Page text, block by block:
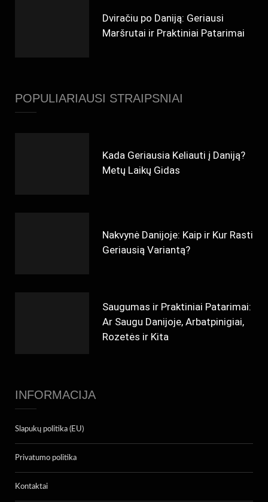
Dviračiu po Daniją: Geriausi
Maršrutai ir Praktiniai Patarimai
POPULIARIAUSI STRAIPSNIAI
Kada Geriausia Keliauti į Daniją?
Metų Laikų Gidas
Nakvynė Danijoje: Kaip ir Kur Rasti
Geriausią Variantą?
Saugumas ir Praktiniai Patarimai:
Ar Saugu Danijoje, Arbatpinigiai,
Rozetės ir Kita
INFORMACIJA
Slapukų politika (EU)
Privatumo politika
Kontaktai